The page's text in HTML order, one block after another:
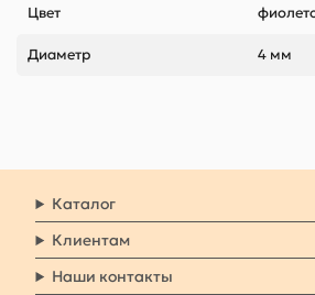
Цвет
Диаметр 4 мм
Каталог
Клиентам
Наши контакты